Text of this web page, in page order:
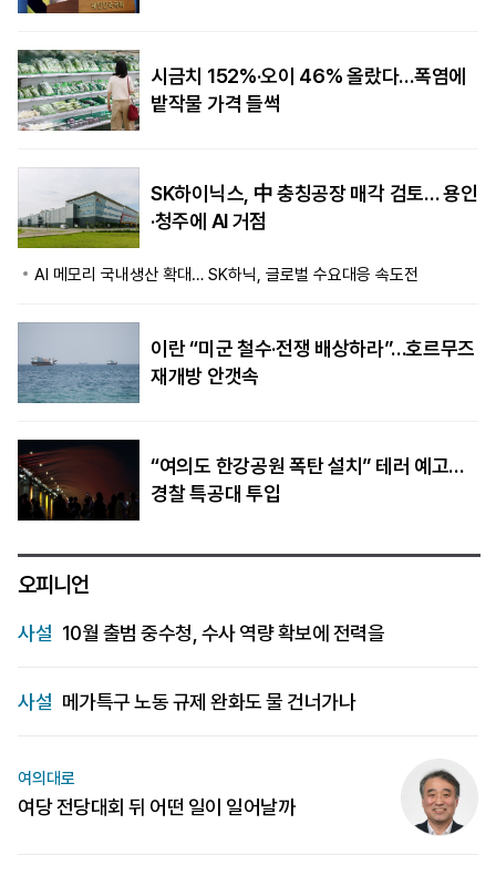
시금치 152%·오이 46% 올랐다…폭염에
밭작물 가격 들썩
SK하이닉스, 中 충칭공장 매각 검토… 용인
·청주에 AI 거점
AI 메모리 국내생산 확대… SK하닉, 글로벌 수요대응 속도전
이란 “미군 철수·전쟁 배상하라”…호르무즈
재개방 안갯속
“여의도 한강공원 폭탄 설치” 테러 예고…
경찰 특공대 투입
오피니언
사설 10월 출범 중수청, 수사 역량 확보에 전력을
사설 메가특구 노동 규제 완화도 물 건너가나
여의대로
여당 전당대회 뒤 어떤 일이 일어날까